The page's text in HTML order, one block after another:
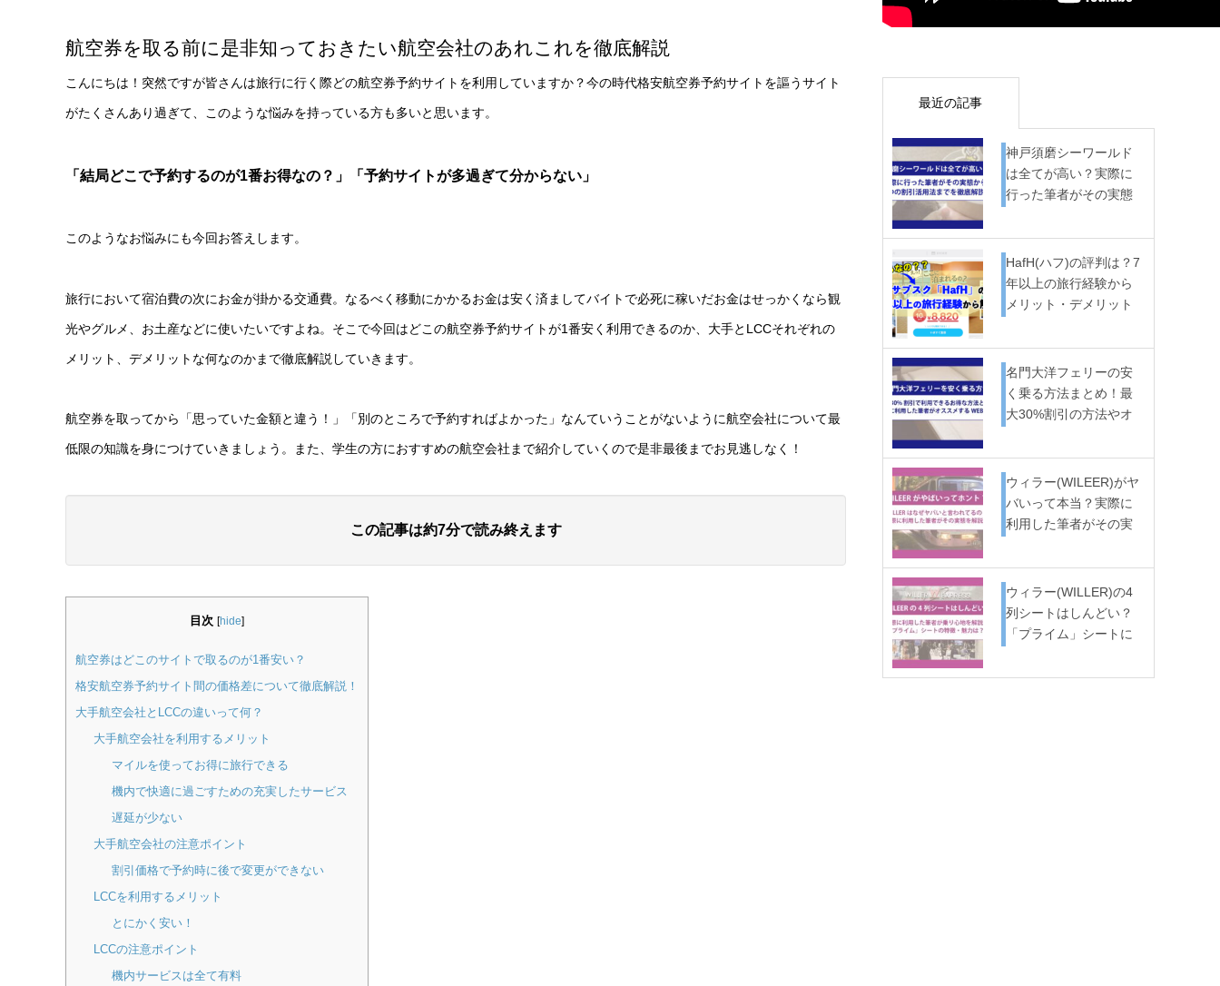
航空券を取る前に是非知っておきたい航空会社のあれこれを徹底解説
こんにちは！突然ですが皆さんは旅行に行く際どの航空券予約サイトを利用していますか？今の時代格安航空券予約サイトを謳うサイト
がたくさんあり過ぎて、このような悩みを持っている方も多いと思います。
「結局どこで予約するのが1番お得なの？」「予約サイトが多過ぎて分からない」
このようなお悩みにも今回お答えします。
旅行において宿泊費の次にお金が掛かる交通費。なるべく移動にかかるお金は安く済ましてバイトで必死に稼いだお金はせっかくなら観
光やグルメ、お土産などに使いたいですよね。そこで今回はどこの航空券予約サイトが1番安く利用できるのか、大手とLCCそれぞれの
メリット、デメリットな何なのかまで徹底解説していきます。
航空券を取ってから「思っていた金額と違う！」「別のところで予約すればよかった」なんていうことがないように航空会社について最
低限の知識を身につけていきましょう。また、学生の方におすすめの航空会社まで紹介していくので是非最後までお見逃しなく！
この記事は約7分で読み終えます
目次 [hide]
航空券はどこのサイトで取るのが1番安い？
格安航空券予約サイト間の価格差について徹底解説！
大手航空会社とLCCの違いって何？
大手航空会社を利用するメリット
マイルを使ってお得に旅行できる
機内で快適に過ごすための充実したサービス
遅延が少ない
大手航空会社の注意ポイント
割引価格で予約時に後で変更ができない
LCCを利用するメリット
とにかく安い！
LCCの注意ポイント
機内サービスは全て有料
最近の記事
神戸須磨シーワールド
は全てが高い？実際に
行った筆者がその実態
HafH(ハフ)の評判は？7
年以上の旅行経験から
メリット・デメリット
名門大洋フェリーの安
く乗る方法まとめ！最
大30%割引の方法やオ
ウィラー(WILEER)がヤ
バいって本当？実際に
利用した筆者がその実
ウィラー(WILLER)の4
列シートはしんどい？
「プライム」シートに